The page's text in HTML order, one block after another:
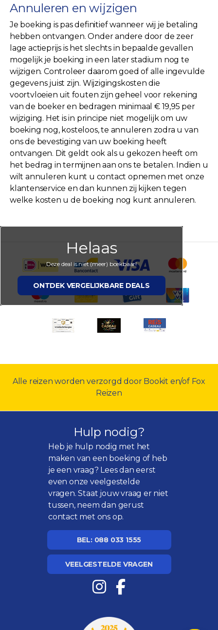
Annuleren en wijzigen
Je boeking is pas definitief wanneer wij je betaling
hebben ontvangen. Onder andere door de zeer
lage actieprijs is het slechts in bepaalde gevallen
mogelijk je boeking in een later stadium nog te
wijzigen. Controleer daarom goed of alle ingevulde
gegevens juist zijn. Wijzigingskosten die
voortvloeien uit fouten zijn geheel voor rekening
van de boeker en bedragen minimaal € 19,95 per
wijziging. Het is in principe niet mogelijk om uw
boeking nog, kosteloos, te annuleren zodra u van
ons de bevestiging van uw boeking heeft
ontvangen. Dit geldt ook als u gekozen heeft om
het bedrag in termijnen aan ons te betalen. Indien u
wilt annuleren kunt u contact opnemen met onze
klantenservice en dan kunnen zij kijken tegen
welke kosten u de boeking nog kunt annuleren.
Helaas
Deze deal is niet (meer) boekbaar!
ONTDEK VERGELIJKBARE DEALS
Alle reizen worden verzorgd door Bookit en/of Fox
Reizen
Hulp nodig?
Heb je hulp nodig met het
maken van een boeking of heb
je een vraag? Lees dan eerst
even onzeveelgestelde
vragen. Staat jouw vraag er niet
tussen, neem dan gerust
contact met ons op.
BEL: 088 033 1555
VEELGESTELDE VRAGEN